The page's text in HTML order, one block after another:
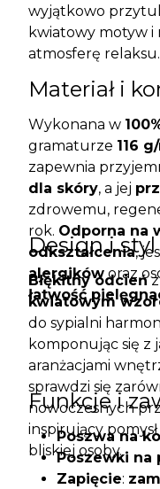
wyjątkowo
kwiatowy motyw i
atmosferę relaksu.
Materiał i
Wykonana w
gramaturze 116
zapewnia
dla skóry, a jej
zdrowemu,
rok. Odporna na
odkształcenia,
alergikóworaz
łatwość
Design i styl
Błękitny odcieńz
kwiatowym
do sypialni
komponując się z
aranżacjami
sprawdzi się
nowoczesnych
inspirujący
bliskiej osoby.
Funkcje i
Poszwa na
Poszewki na
Zapięcie: